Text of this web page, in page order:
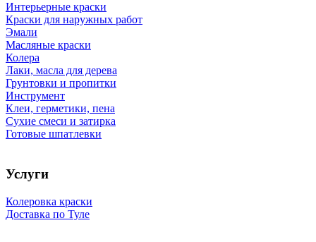
Интерьерные краски
Краски для наружных работ
Эмали
Масляные краски
Колера
Лаки, масла для дерева
Грунтовки и пропитки
Инструмент
Клеи, герметики, пена
Сухие смеси и затирка
Готовые шпатлевки
Услуги
Колеровка краски
Доставка по Туле